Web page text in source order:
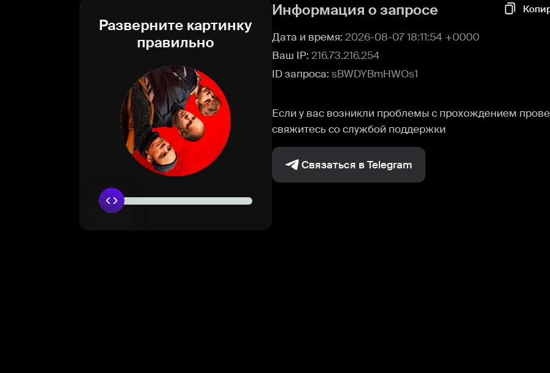
Разверните картинку
правильно
Информация о запросе
Дата и время: 2026-08-07 18:11:54 +0000
Ваш IP: 216.73.216.254
ID запроса: sBWDYBmHWOs1
Если у вас возникли проблемы с прохождением
свяжитесь со службой поддержки
Связаться в Telegram